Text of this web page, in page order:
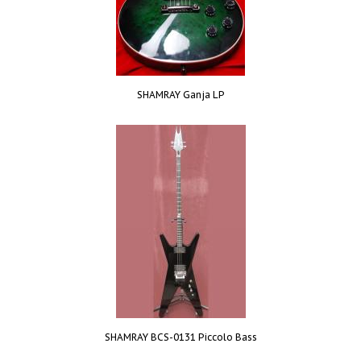
SHAMRAY Ganja LP
SHAMRAY BCS-0131 Piccolo Bass